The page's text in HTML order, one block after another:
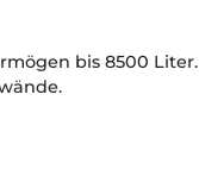
bis 8500 Liter.